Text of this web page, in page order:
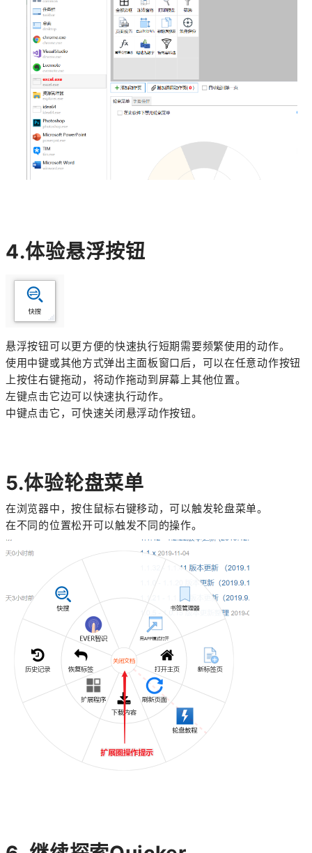
4.体验悬浮按钮
悬浮按钮可以更方便的快速执行短期需要频繁使用的动作。
使用中键或其他方式弹出主面板窗口后，可以在任意动作按钮
上按住右键拖动，将动作拖动到屏幕上其他位置。
左键点击它边可以快速执行动作。
中键点击它，可快速关闭悬浮动作按钮。
5.体验轮盘菜单
在浏览器中，按住鼠标右键移动，可以触发轮盘菜单。
在不同的位置松开可以触发不同的操作。